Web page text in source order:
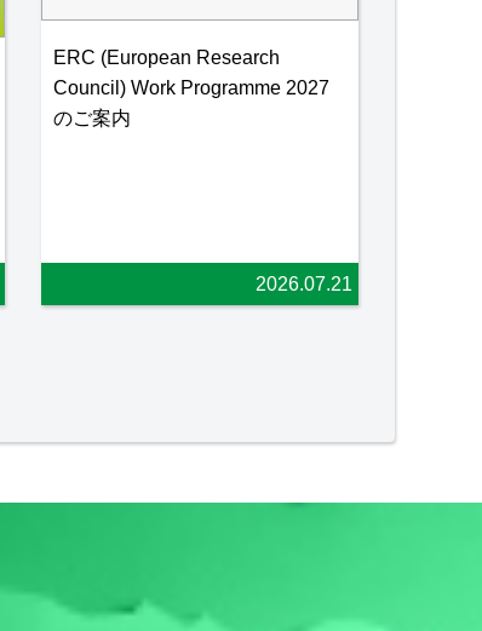
ERC (European Research
Council) Work Programme 2027
のご案内
2026.07.21